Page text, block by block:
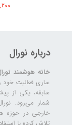
درباره نورال
خانه هوشمند
سابقه، یکی از
شمار می‌رود.
خارجی در حوزه